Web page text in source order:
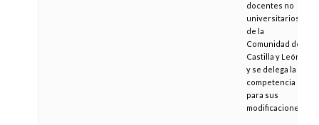
docentes no
universitarios
de la
Comunidad de
Castilla y León
y se delega la
competencia
para sus
modificaciones